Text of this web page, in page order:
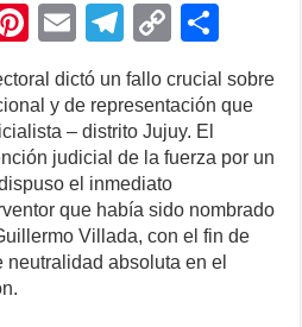
Pi
nt
er
e
st
E
m
ail
T
el
e
gr
a
m
C
p
y
Li
n
k
h
ar
dictó un fallo crucial sobre
y de representación que
– distrito Jujuy. El
judicial de la fuerza por un
el inmediato
que había sido nombrado
Villada, con el fin de
absoluta en el